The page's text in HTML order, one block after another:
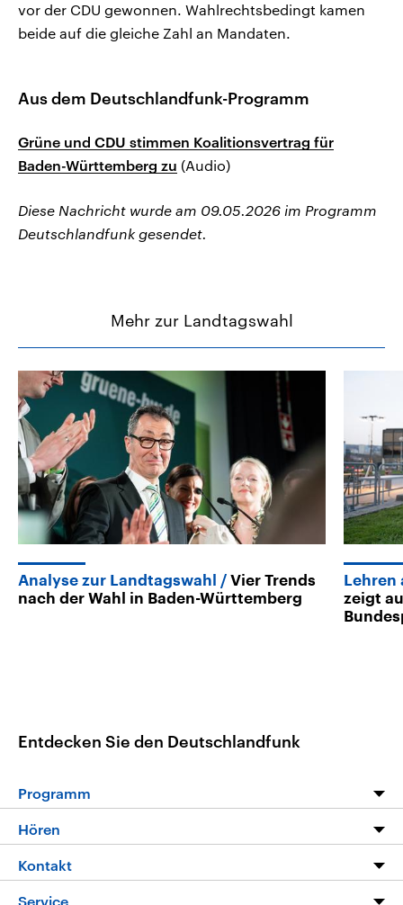
vor der CDU gewonnen. Wahlrechtsbedingt kamen
beide auf die gleiche Zahl an Mandaten.
Aus dem Deutschlandfunk-Programm
Grüne und CDU stimmen Koalitionsvertrag für
Baden-Württemberg zu (Audio)
Diese Nachricht wurde am 09.05.2026 im Programm
Deutschlandfunk gesendet.
Mehr zur Landtagswahl
Analyse zur Landtagswahl
Vier Trends
nach der Wahl in Baden-Württemberg
Lehren
zeigt
Entdecken Sie den Deutschlandfunk
Programm
Programm
Die Nachrichten
Hören
Livestream
Kontakt
Hörerservice
Service